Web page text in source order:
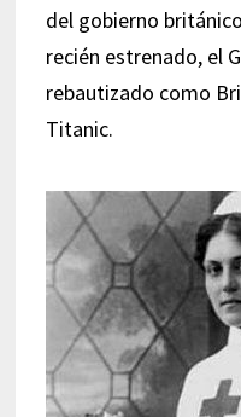
del gobierno
recién estrenado, el
rebautizado como
Titanic.